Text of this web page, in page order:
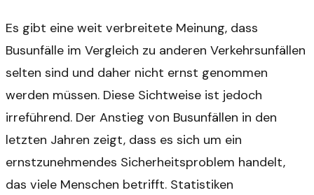
Es gibt eine weit verbreitete Meinung, dass
Busunfälle im Vergleich zu anderen Verkehrsunfällen
selten sind und daher nicht ernst genommen
werden müssen. Diese Sichtweise ist jedoch
irreführend. Der Anstieg von Busunfällen in den
letzten Jahren zeigt, dass es sich um ein
ernstzunehmendes Sicherheitsproblem handelt,
das viele Menschen betrifft. Statistiken